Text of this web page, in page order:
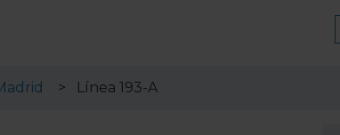
Línea 193-A